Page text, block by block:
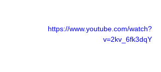
https://www.youtube.com/watch?
v=2kv_6fk3dqY